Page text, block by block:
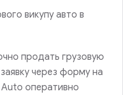
викупу авто в
продать грузовую
через форму на
оперативно